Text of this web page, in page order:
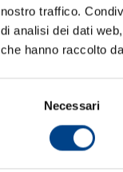
nostro traffico.
di analisi dei dati
che hanno raccolto
Necessari
Sala&Cucina
https://
Il gruppo > I
Cateringross.